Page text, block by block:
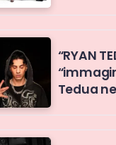
“RYAN
Tedua